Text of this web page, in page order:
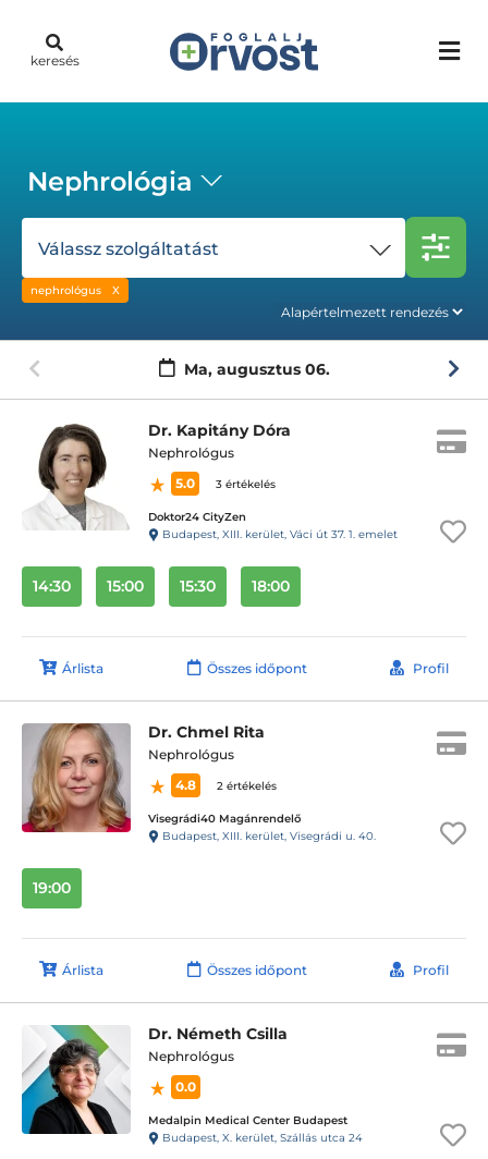
keresés
Nephrológia
Válassz szolgáltatást
nephrológus
Ma, augusztus 06.
Dr. Kapitány Dóra
Nephrológus
5.0
3 értékelés
Doktor24 CityZen
Budapest, XIII. kerület, Váci út 37. 1. emelet
14:30 15:00 15:30 18:00
Árlista Összes időpont Profil
Dr. Chmel Rita
Nephrológus
4.8
2 értékelés
Visegrádi40 Magánrendelő
Budapest, XIII. kerület, Visegrádi u. 40.
19:00
Árlista Összes időpont Profil
Dr. Németh Csilla
Nephrológus
0.0
Medalpin Medical Center Budapest
Budapest, X. kerület, Szállás utca 24